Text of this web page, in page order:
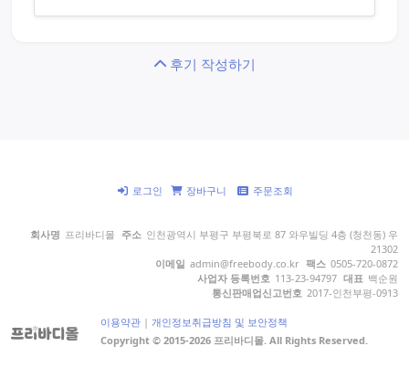
후기 작성하기
로그인 장바구니 주문조회
이용약관 | 개인정보취급방침 및 보안정책
Copyright © 2015-2026 프리바디몰. All Rights Reserved.
회사명 프리바디몰 주소 인천광역시 부평구 부평북로 87 와우빌딩 4층 (청천동) 우
21302
이메일 admin@freebody.co.kr 팩스 0505-720-0872
사업자 등록번호 113-23-94797 대표 백순원
통신판매업신고번호 2017-인천부평-0913